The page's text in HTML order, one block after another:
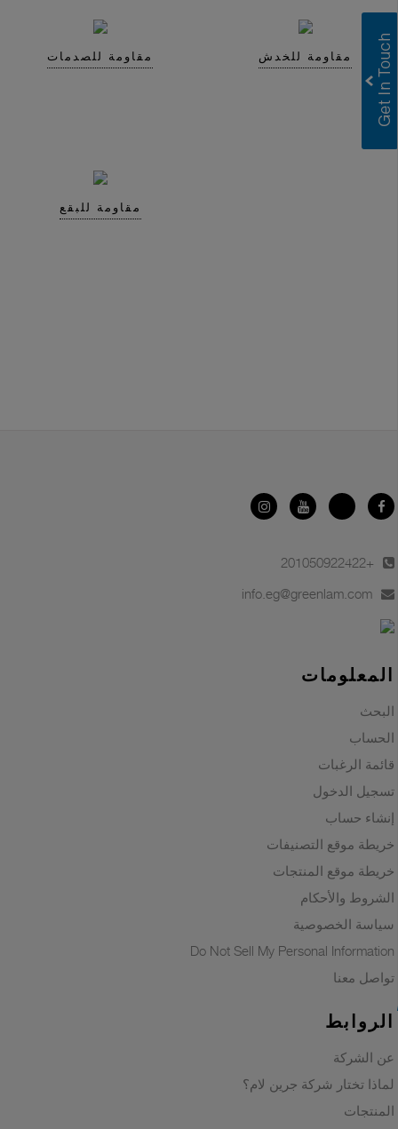
مقاومة للصدمات مقاومة للخدش
مقاومة للبقع
+201050922422
info.eg@greenlam.com
المعلومات
البحث
الحساب
قائمة الرغبات
تسجيل الدخول
إنشاء حساب
خريطة موقع التصنيفات
خريطة موقع المنتجات
الشروط والأحكام
سياسة الخصوصية
Do Not Sell My Personal Information
تواصل معنا
الروابط
عن الشركة
لماذا تختار شركة جرين لام؟
المنتجات
Greenlam Laminates
Greenlam Compact Laminates
I consent to have this website store
respond to my inquiry.